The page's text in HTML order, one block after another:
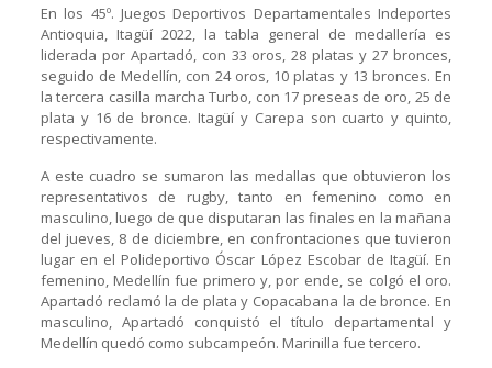
En los 45º. Juegos Deportivos Departamentales Indeportes
Antioquia, Itagüí 2022, la tabla general de medallería es
liderada por Apartadó, con 33 oros, 28 platas y 27 bronces,
seguido de Medellín, con 24 oros, 10 platas y 13 bronces. En
la tercera casilla marcha Turbo, con 17 preseas de oro, 25 de
plata y 16 de bronce. Itagüí y Carepa son cuarto y quinto,
respectivamente.
A este cuadro se sumaron las medallas que obtuvieron los
representativos de rugby, tanto en femenino como en
masculino, luego de que disputaran las finales en la mañana
del jueves, 8 de diciembre, en confrontaciones que tuvieron
lugar en el Polideportivo Óscar López Escobar de Itagüí. En
femenino, Medellín fue primero y, por ende, se colgó el oro.
Apartadó reclamó la de plata y Copacabana la de bronce. En
masculino, Apartadó conquistó el título departamental y
Medellín quedó como subcampeón. Marinilla fue tercero.